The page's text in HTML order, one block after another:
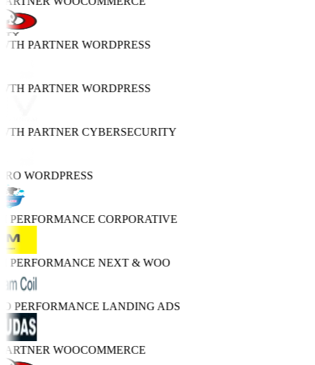
PARTNERWORDPRESS
PARTNERWORDPRESS
PARTNERCYBERSECURITY
WORDPRESS
PERFORMANCECORPORATIVE
PERFORMANCENEXT & WOO
PERFORMANCELANDING ADS
WOOCOMMERCE